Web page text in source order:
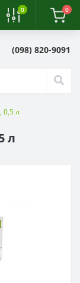
0 0
(098) 820-9091
0,5 л
л